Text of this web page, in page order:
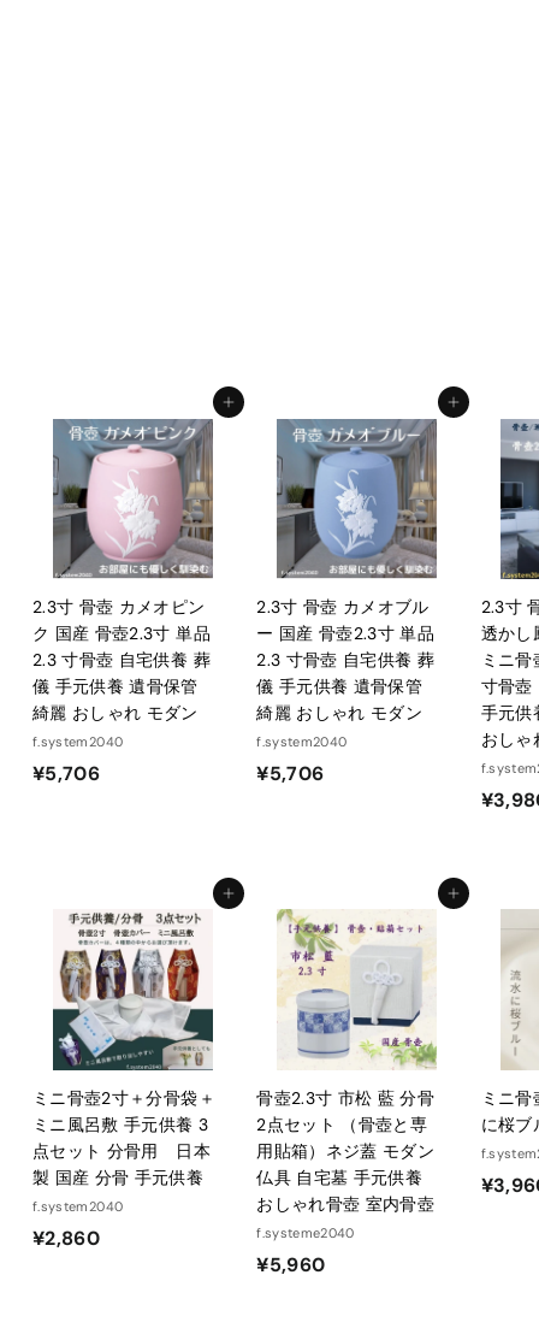
3
0
0
カートに入れる
2.3寸 骨壺 カメオピン
ク 国産 骨壺2.3寸 単品
2.3 寸骨壺 自宅供養 葬
儀 手元供養 遺骨保管
綺麗 おしゃれ モダン
f.system2040
¥5,706¥
6
カートに入れる
2.3寸 骨壺 カメオブル
ー 国産 骨壺2.3寸 単品
2.3 寸骨壺 自宅供養 葬
儀 手元供養 遺骨保管
綺麗 おしゃれ モダン
f.system2040
¥5,706¥
6
2.3寸
透かし
ミニ
寸骨壺
手元供
おしゃ
カートに入れる
ミニ骨壺2寸＋分骨袋＋
ミニ風呂敷 手元供養 3
点セット 分骨用 日本
製 国産 分骨 手元供養
f.system2040
¥2,860¥
カートに入れる
骨壺2.3寸 市松 藍 分骨
2点セット （骨壺と専
用貼箱）ネジ蓋 モダン
仏具 自宅墓 手元供養
おしゃれ骨壺 室内骨壺
f.systeme2040
¥5,960¥
ミニ
に桜